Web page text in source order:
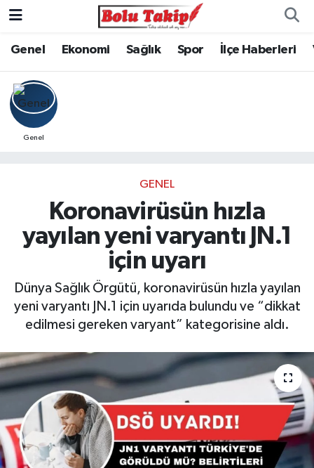
Genel Ekonomi Sağlık Spor İlçe Haberleri
Genel
GENEL
Koronavirüsün hızla
yayılan yeni varyantı JN.1
için uyarı
Dünya Sağlık Örgütü, koronavirüsün hızla yayılan
yeni varyantı JN.1 için uyarıda bulundu ve “dikkat
edilmesi gereken varyant” kategorisine aldı.